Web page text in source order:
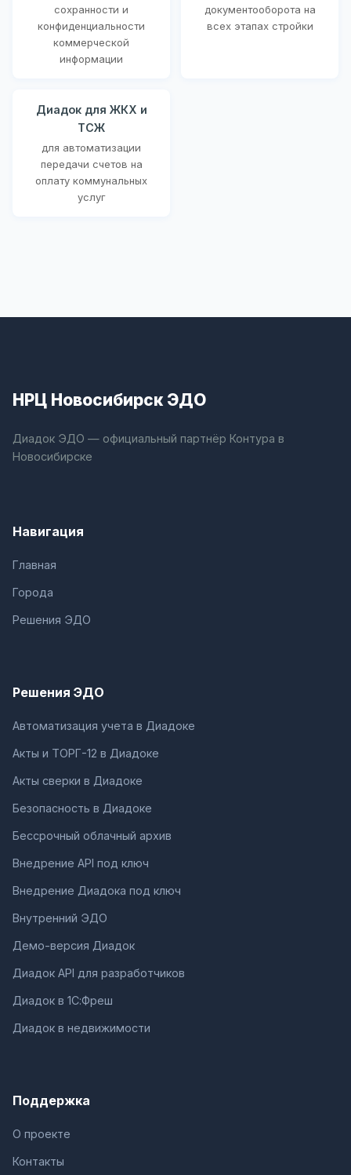
сохранности и
конфиденциальности
коммерческой
информации
документооборота на
всех этапах стройки
Диадок для ЖКХ и
ТСЖ
для автоматизации
передачи счетов на
оплату коммунальных
услуг
НРЦ Новосибирск ЭДО
Диадок ЭДО — официальный партнёр Контура в
Новосибирске
Навигация
Главная
Города
Решения ЭДО
Решения ЭДО
Автоматизация учета в Диадоке
Акты и ТОРГ-12 в Диадоке
Акты сверки в Диадоке
Безопасность в Диадоке
Бессрочный облачный архив
Внедрение API под ключ
Внедрение Диадока под ключ
Внутренний ЭДО
Демо-версия Диадок
Диадок API для разработчиков
Диадок в 1С:Фреш
Диадок в недвижимости
Поддержка
О проекте
Контакты